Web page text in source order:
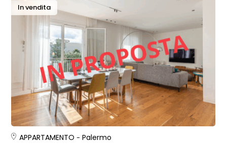
In vendita
APPARTAMENTO Palermo